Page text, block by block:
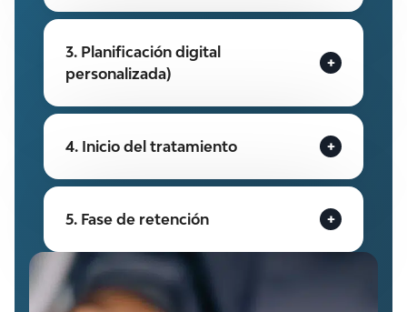
3. Planificación digital
personalizada)
4. Inicio del tratamiento
5. Fase de retención